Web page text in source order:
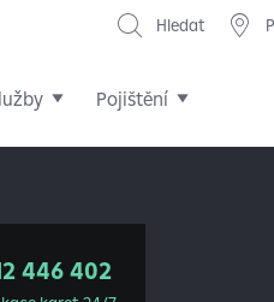
Pojištění
Hledat
446 402